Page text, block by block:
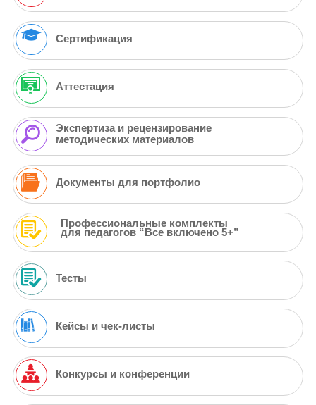
Сертификация
Аттестация
Экспертиза и рецензирование
методических материалов
Документы для портфолио
Профессиональные комплекты
для педагогов “Все включено 5+”
Тесты
Кейсы и чек-листы
Конкурсы и конференции